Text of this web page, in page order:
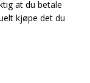
at du betale
kjøpe det du